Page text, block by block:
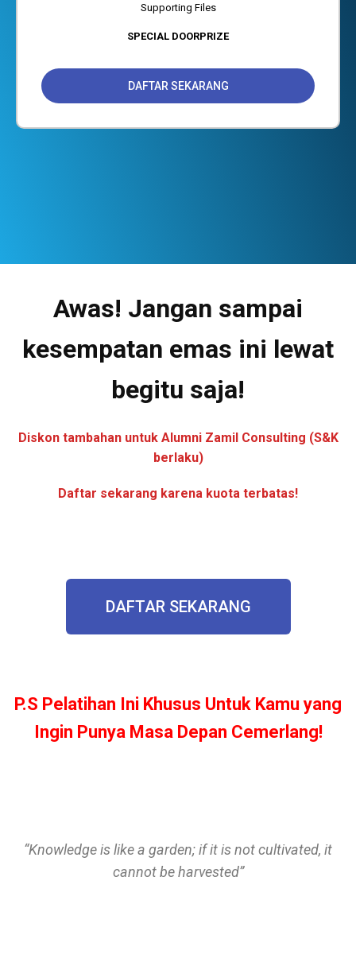
Supporting Files
SPECIAL DOORPRIZE
DAFTAR SEKARANG
Awas! Jangan sampai
kesempatan emas ini lewat
begitu saja!
Diskon tambahan untuk Alumni Zamil Consulting (S&K
berlaku)
Daftar sekarang karena kuota terbatas!
DAFTAR SEKARANG
P.S Pelatihan Ini Khusus Untuk Kamu yang
Ingin Punya Masa Depan Cemerlang!
“Knowledge is like a garden; if it is not cultivated, it
cannot be harvested”